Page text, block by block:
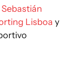
Sebastián
Lisboa y